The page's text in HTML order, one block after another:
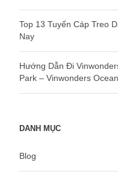
Top 13 Tuyến Cáp Treo
Nay
Hướng Dẫn Đi
Park – Vinwonders
DANH MỤC
Blog